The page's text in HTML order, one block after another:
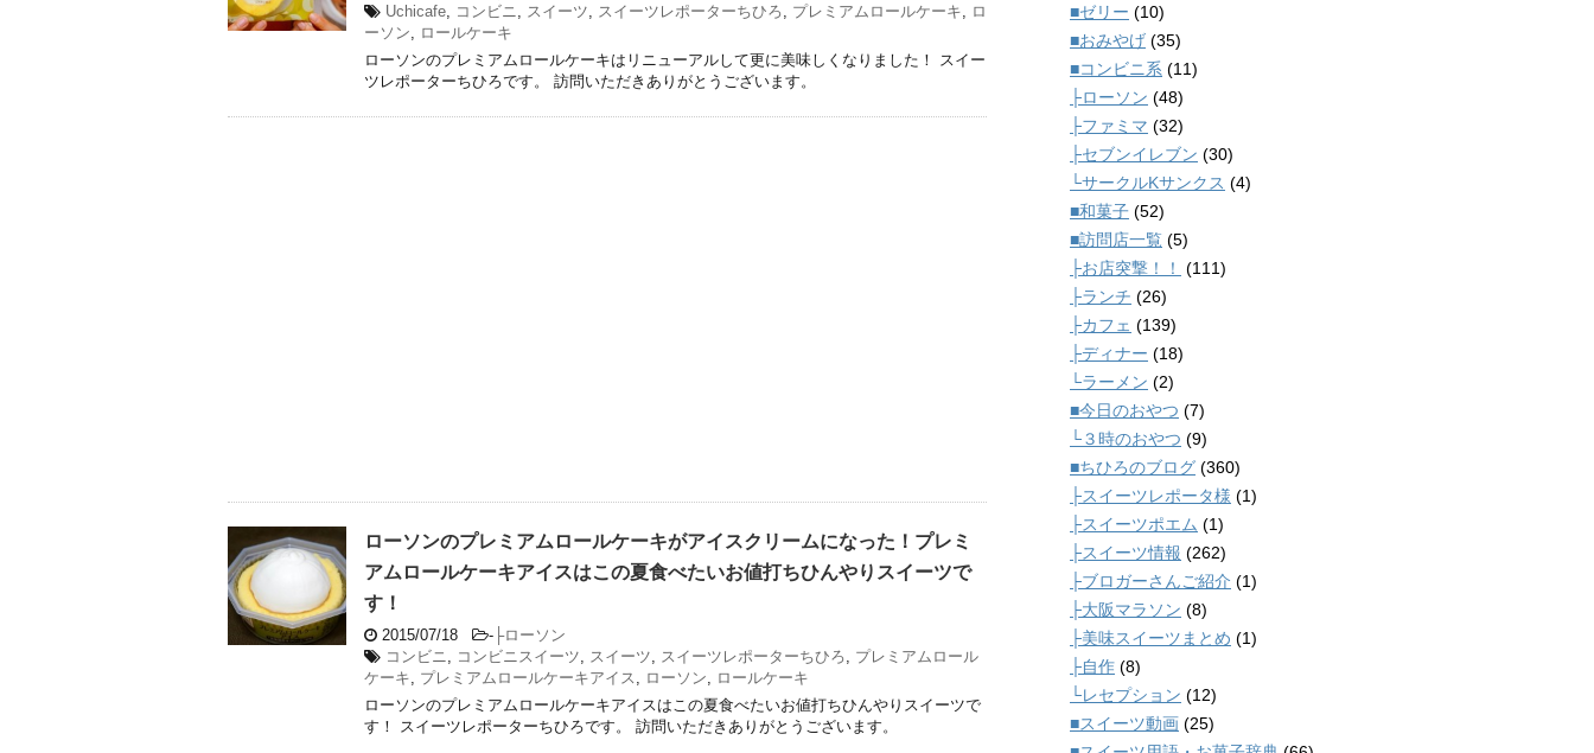
Uchicafe
コンビニ スイーツ スイーツレポーターちひろ プレミアムロールケーキ
ロ
ーソン
ロールケーキ
ローソンのプレミアムロールケーキはリニューアルして更に美味しくなりました！ スイー
ツレポーターちひろです。 訪問いただきありがとうございます。
ローソンのプレミアムロールケーキがアイスクリームになった！プレミ
アムロールケーキアイスはこの夏食べたいお値打ちひんやりスイーツで
す！
2015/07/18 - ├ローソン
コンビニ
コンビニスイーツ スイーツ スイーツレポーターちひろ
プレミアムロール
ケーキ
プレミアムロールケーキアイス ローソン
ロールケーキ
ローソンのプレミアムロールケーキアイスはこの夏食べたいお値打ちひんやりスイーツで
す！ スイーツレポーターちひろです。 訪問いただきありがとうございます。
■ゼリー (10)
■おみやげ (35)
■コンビニ系 (11)
├ローソン (48)
├ファミマ (32)
├セブンイレブン (30)
└サークルKサンクス (4)
■和菓子 (52)
■訪問店一覧 (5)
├お店突撃！！
(111)
├ランチ (26)
├カフェ (139)
├ディナー (18)
└ラーメン (2)
■今日のおやつ (7)
└３時のおやつ (9)
■ちひろのブログ (360)
├スイーツレポータ様 (1)
├スイーツポエム (1)
├スイーツ情報 (262)
├ブロガーさんご紹介 (1)
├大阪マラソン (8)
├美味スイーツまとめ (1)
├自作 (8)
└レセプション (12)
■スイーツ動画 (25)